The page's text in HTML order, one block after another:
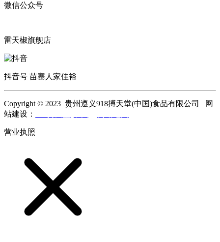
微信公众号
雷天椒旗舰店
抖音号 苗寨人家佳裕
Copyright © 2023 贵州遵义918搏天堂(中国)食品有限公司 网
站建设：
营业执照